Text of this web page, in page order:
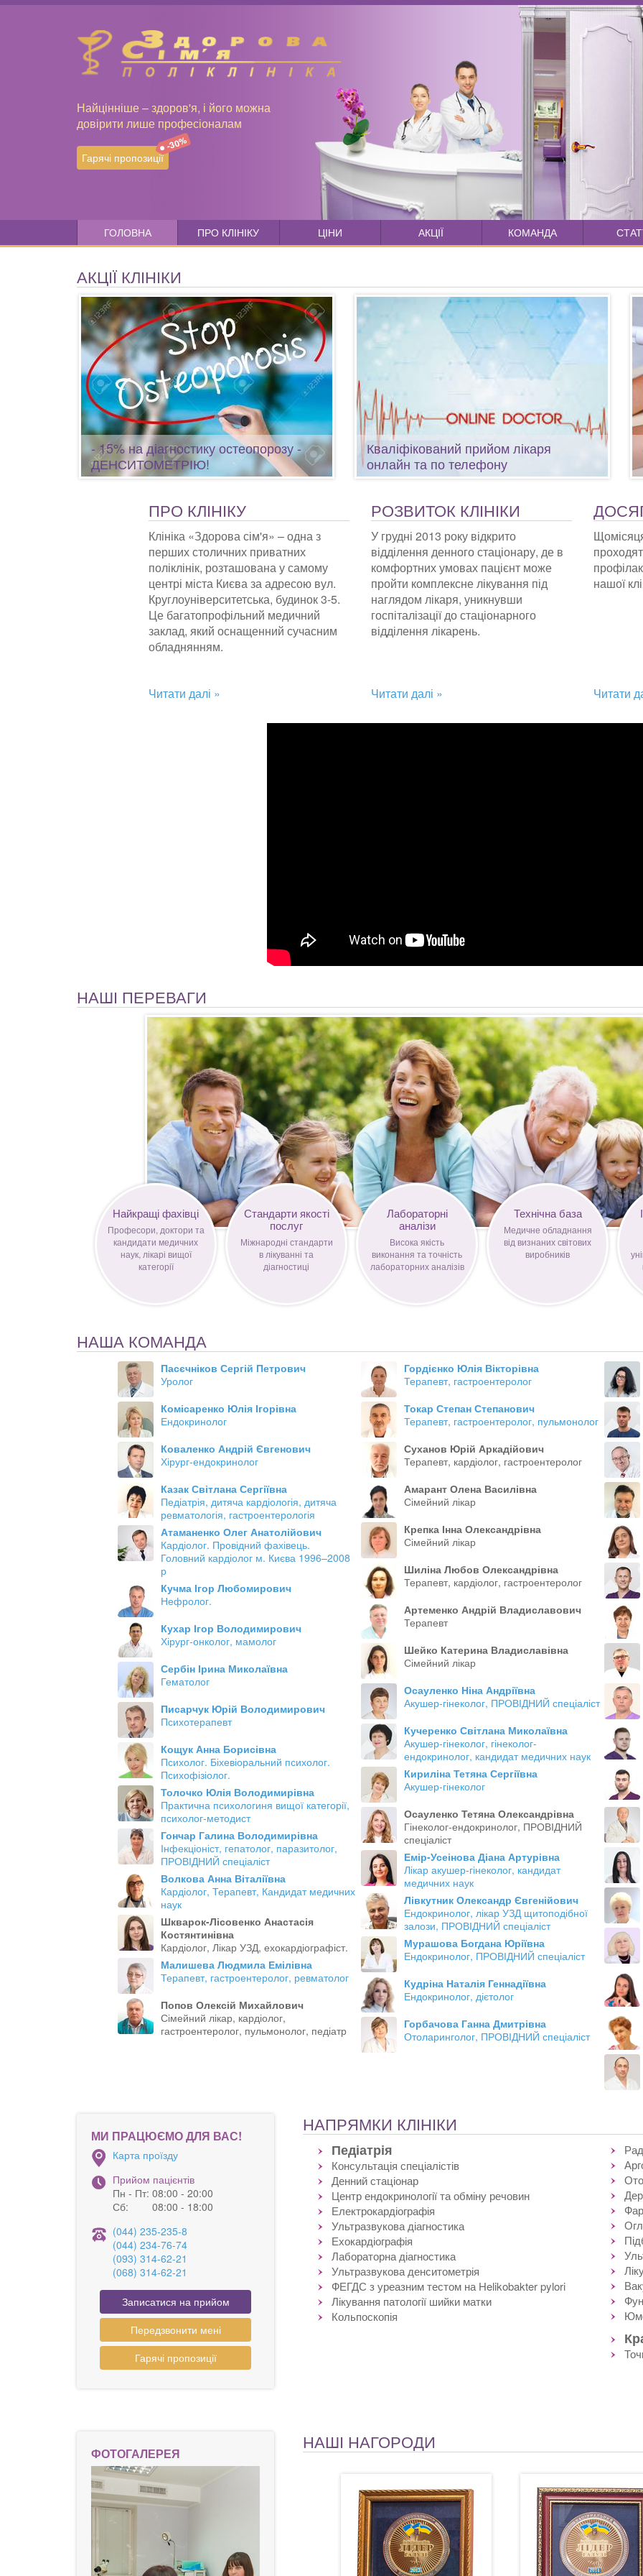
Найцінніше – здоров'я, і його можна
довірити лише професіоналам
Гарячі пропозиції
-30%
ГОЛОВНА ПРО КЛІНІКУ ЦІНИ АКЦІЇ КОМАНДА
АКЦІЇ КЛІНІКИ
- 15% на діагностику остеопорозу -
ДЕНСИТОМЕТРІЮ!
Кваліфікований прийом лікаря
онлайн та по телефону
ПРО КЛІНІКУ
Клініка «Здорова сім'я» – одна з
перших столичних приватних
поліклінік, розташована у самому
центрі міста Києва за адресою вул.
Круглоуніверситетська, будинок 3-5.
Це багатопрофільний медичний
заклад, який оснащенний сучасним
обладнянням.
Читати далі »
РОЗВИТОК КЛІНІКИ
У грудні 2013 року відкрито
відділення денного стаціонару, де в
комфортних умовах пацієнт може
пройти комплексне лікування під
наглядом лікаря, уникнувши
госпіталізації до стаціонарного
відділення лікарень.
Читати далі »
нашої
Читати
НАШІ ПЕРЕВАГИ
Найкращі фахівці
Професори, доктори та
кандидати медичних
наук, лікарі вищої
категорії
Стандарти якості
послуг
Міжнародні стандарти
в лікуванні та
діагностиці
Лабораторні
аналізи
Висока якість
виконання та точність
лабораторних аналізів
Технічна база
Медичне обладнання
від визнаних світових
виробників
НАША КОМАНДА
Пасєчніков Сергій Петрович
Уролог
Комісаренко Юлія Ігорівна
Ендокринолог
Коваленко Андрій Євгенович
Хірург-ендокринолог
Казак Світлана Сергіївна
Педіатрія, дитяча кардіологія, дитяча
ревматологія, гастроентерологія
Атаманенко Олег Анатолійович
Кардіолог. Провідний фахівець.
Головний кардіолог м. Києва 1996–2008
р
Кучма Ігор Любомирович
Нефролог.
Кухар Ігор Володимирович
Хірург-онколог, мамолог
Сербін Ірина Миколаївна
Гематолог
Писарчук Юрій Володимирович
Психотерапевт
Кощук Анна Борисівна
Психолог. Біхевіоральний психолог.
Психофізіолог.
Толочко Юлія Володимирівна
Практична психологиня вищої категорії,
психолог-методист
Гончар Галина Володимирівна
Інфекціоніст, гепатолог, паразитолог,
ПРОВІДНИЙ спеціаліст
Волкова Анна Віталіївна
Кардіолог, Терапевт, Кандидат медичних
наук
Шкварок-Лісовенко Анастасія
Костянтинівна
Кардіолог, Лікар УЗД, ехокардіографіст.
Малишева Людмила Емілівна
Терапевт, гастроентеролог, ревматолог
Попов Олексій Михайлович
Сімейний лікар, кардіолог,
гастроентеролог, пульмонолог, педіатр
Гордієнко Юлія Вікторівна
Терапевт, гастроентеролог
Токар Степан Степанович
Терапевт, гастроентеролог, пульмонолог
Суханов Юрій Аркадійович
Терапевт, кардіолог, гастроентеролог
Амарант Олена Василівна
Сімейний лікар
Крепка Інна Олександрівна
Сімейний лікар
Шиліна Любов Олександрівна
Терапевт, кардіолог, гастроентеролог
Артеменко Андрій Владиславович
Терапевт
Шейко Катерина Владиславівна
Сімейний лікар
Осауленко Ніна Андріївна
Акушер-гінеколог, ПРОВІДНИЙ спеціаліст
Кучеренко Світлана Миколаївна
Акушер-гінеколог, гінеколог-
ендокринолог, кандидат медичних наук
Кириліна Тетяна Сергіївна
Акушер-гінеколог
Осауленко Тетяна Олександрівна
Гінеколог-ендокринолог, ПРОВІДНИЙ
спеціаліст
Емір-Усеінова Діана Артурівна
Лікар акушер-гінеколог, кандидат
медичних наук
Лівкутник Олександр Євгенійович
Ендокринолог, лікар УЗД щитоподібної
залози, ПРОВІДНИЙ спеціаліст
Мурашова Богдана Юріївна
Ендокринолог, ПРОВІДНИЙ спеціаліст
Кудріна Наталія Геннадіївна
Ендокринолог, дієтолог
Горбачова Ганна Дмитрівна
Отоларинголог, ПРОВІДНИЙ спеціаліст
МИ ПРАЦЮЄМО ДЛЯ ВАС!
Карта проїзду
Прийом пацієнтів
Пн - Пт: 08:00 - 20:00
Сб:
08:00 - 18:00
(044) 235-235-8
(044) 234-76-74
(093) 314-62-21
(068) 314-62-21
Записатися на прийом
Передзвонити мені
Гарячі пропозиції
НАПРЯМКИ КЛІНІКИ
Педіатрія
Консультація спеціалістів
Денний стаціонар
Центр ендокринології та обміну речовин
Електрокардіографія
Ультразвукова діагностика
Ехокардіографія
Лабораторна діагностика
Ультразвукова денситометрія
ФЕГДС з уреазним тестом на Helikobakter pylori
Лікування патології шийки матки
Кольпоскопія
НАШІ НАГОРОДИ
ФОТОГАЛЕРЕЯ